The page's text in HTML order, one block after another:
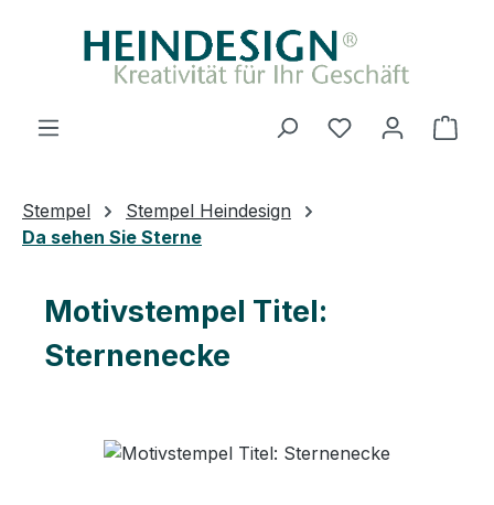
Zum Hauptinhalt springen
Du hast 0
Stempel
Stempel Heindesign
Da sehen Sie Sterne
Motivstempel Titel:
Sternenecke